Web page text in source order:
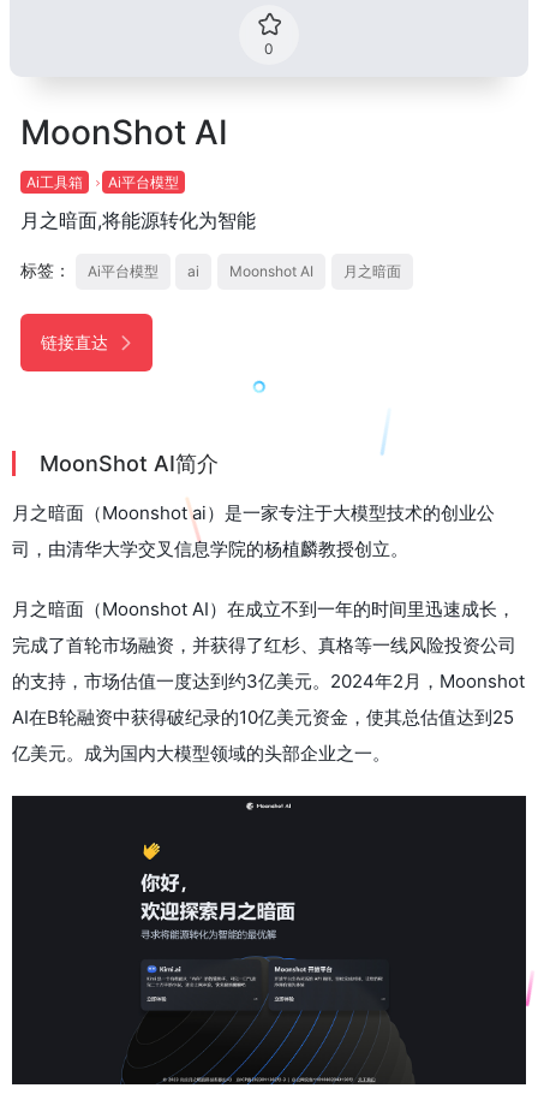
0
MoonShot AI
Ai工具箱 Ai平台模型
月之暗面,将能源转化为智能
标签： Ai平台模型 ai Moonshot AI 月之暗面
链接直达
MoonShot AI简介
月之暗面（Moonshot ai）是一家专注于大模型技术的创业公
司，由清华大学交叉信息学院的杨植麟教授创立。
月之暗面（Moonshot AI）在成立不到一年的时间里迅速成长，
完成了首轮市场融资，并获得了红杉、真格等一线风险投资公司
的支持，市场估值一度达到约3亿美元。2024年2月，Moonshot
AI在B轮融资中获得破纪录的10亿美元资金，使其总估值达到25
亿美元。成为国内大模型领域的头部企业之一。